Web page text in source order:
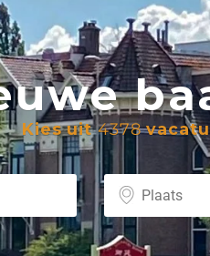
Kies uit4378